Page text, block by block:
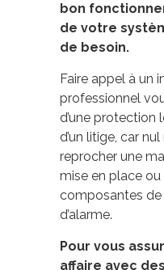
bon
de votre
de besoin.
Faire appel à un
professionnel
d’une protection
d’un litige, car
reprocher une
mise en place
composantes
d’alarme.
Pour vous
affaire avec